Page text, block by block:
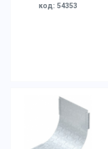
код: 54353